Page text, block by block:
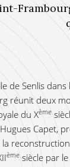
de Senlis dans
réunit deux
du Xème
Capet,
la
ème siècle par